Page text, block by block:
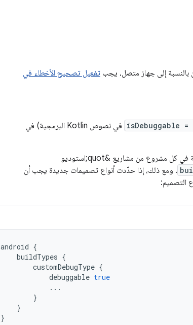
بالنسبة إلى جهاز متصل، يجب تفعيل تصحيح الأخطاء في
isDebuggable
في نصوص Kotlin البرمجية) في
في العادة، يمكنك اختيار صيغة "تصحيح الأخطاء" التلقائية المضمّنة في كل مشروع من مشاريع &quot;استوديو
. ومع ذلك، إذا حدّدت أنواع تصميمات جديدة يجب أن
التصميم:
android {
buildTypes {
customDebugType {
debuggable true
...
}
}
}